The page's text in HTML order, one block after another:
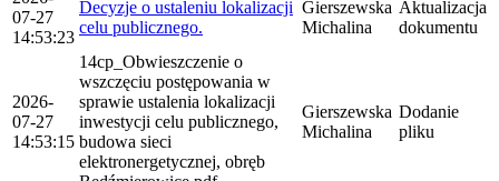
07-27
14:53:23
Decyzje o ustaleniu lokalizacji
celu publicznego.
Gierszewska
Michalina
Aktualizacja
dokumentu
2026-
07-27
14:53:15
14cp_Obwieszczenie o
wszczęciu postępowania w
sprawie ustalenia lokalizacji
inwestycji celu publicznego,
budowa sieci
elektronergetycznej, obręb
Gierszewska
Michalina
Dodanie
pliku